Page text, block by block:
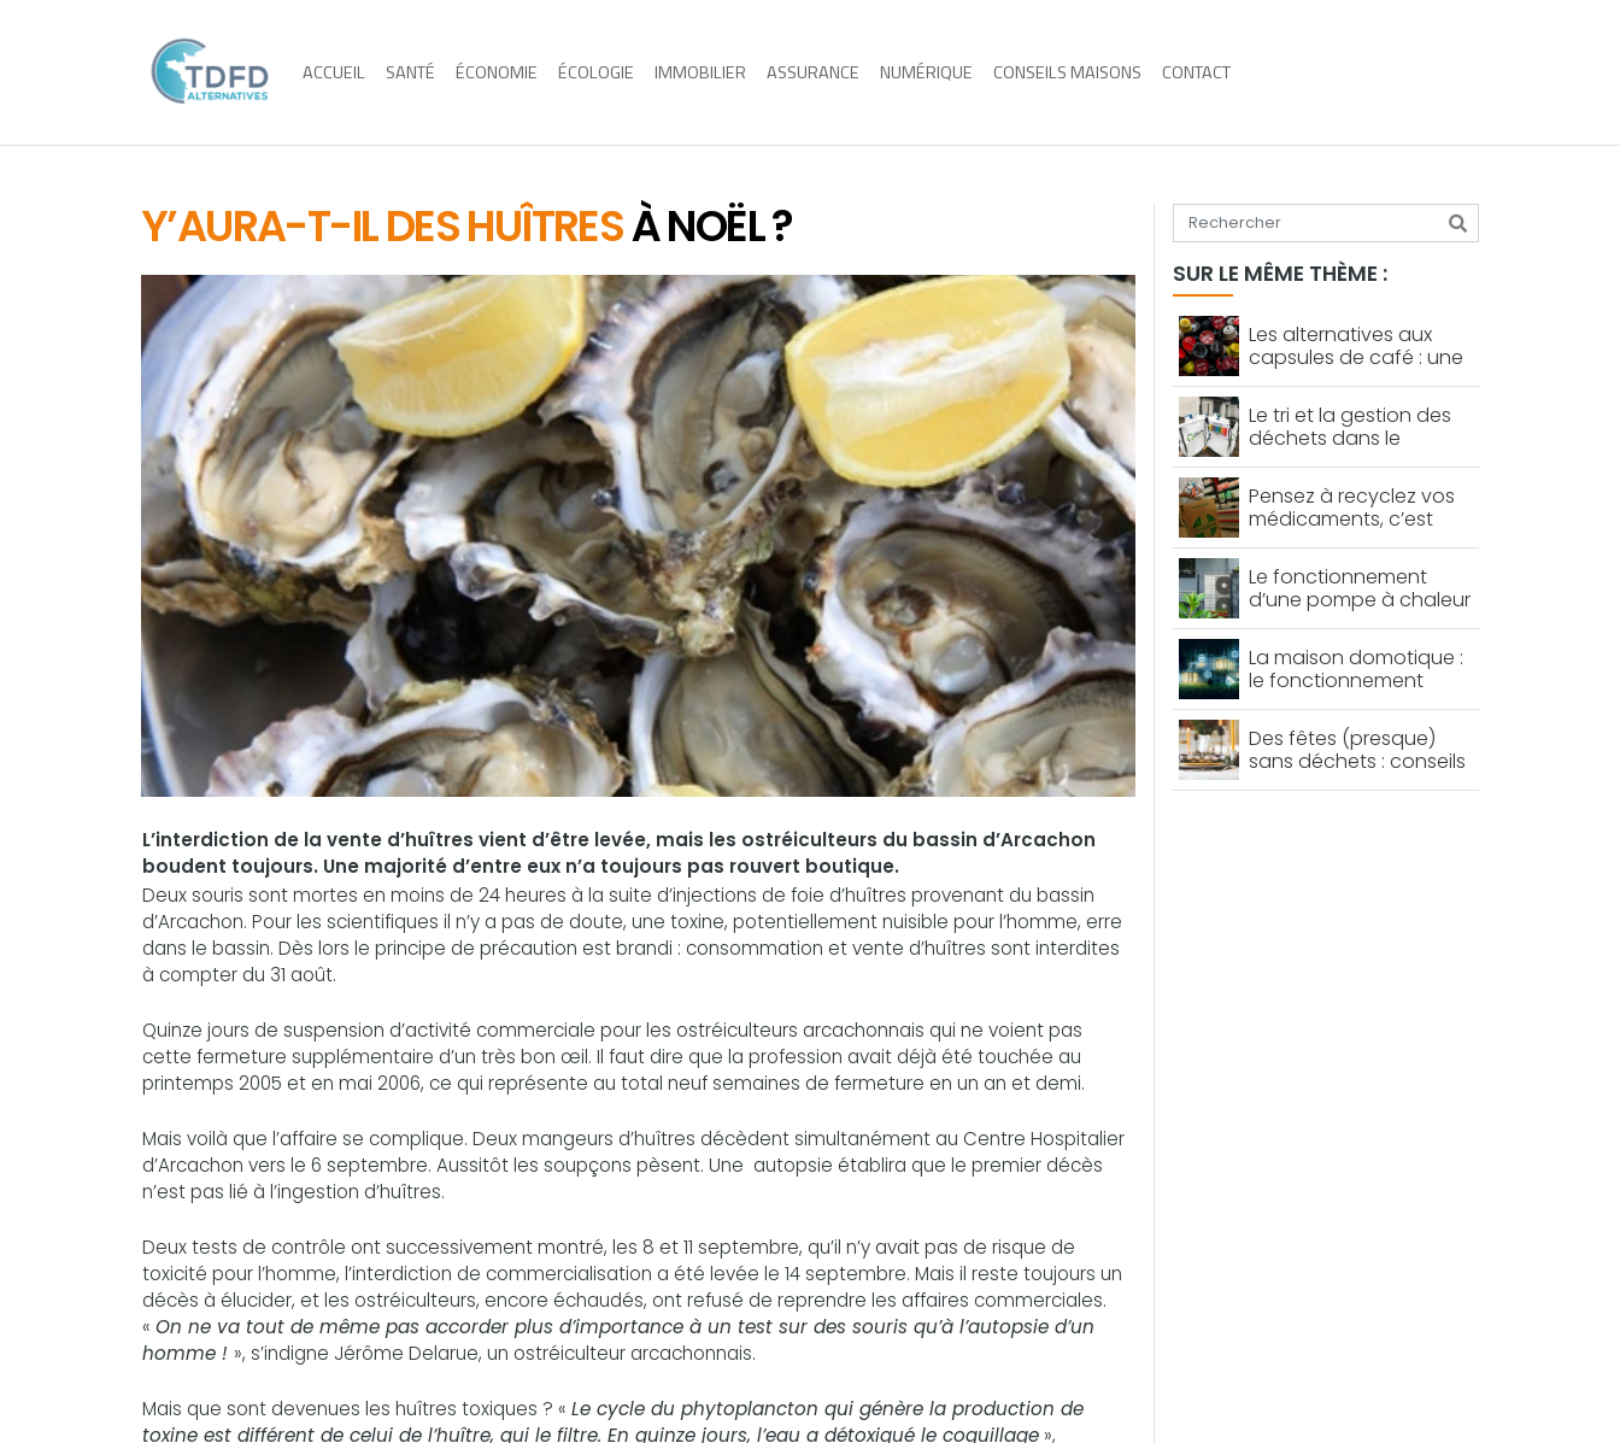
ACCUEIL SANTÉ ÉCONOMIE ÉCOLOGIE IMMOBILIER ASSURANCE NUMÉRIQUE CONSEILS MAISONS CONTACT
Y’AURA-T-IL DES HUÎTRESÀ NOËL ?
L’interdiction de la vente d’huîtres vient d’être levée, mais les ostréiculteurs du bassin d’Arcachon
boudent toujours. Une majorité d’entre eux n’a toujours pas rouvert boutique.
Deux souris sont mortes en moins de 24 heures à la suite d’injections de foie d’huîtres provenant du bassin
d’Arcachon. Pour les scientifiques il n’y a pas de doute, une toxine, potentiellement nuisible pour l’homme, erre
dans le bassin. Dès lors le principe de précaution est brandi : consommation et vente d’huîtres sont interdites
à compter du 31 août.
Quinze jours de suspension d’activité commerciale pour les ostréiculteurs arcachonnais qui ne voient pas
cette fermeture supplémentaire d’un très bon œil. Il faut dire que la profession avait déjà été touchée au
printemps 2005 et en mai 2006, ce qui représente au total neuf semaines de fermeture en un an et demi.
Mais voilà que l’affaire se complique. Deux mangeurs d’huîtres décèdent simultanément au Centre Hospitalier
d’Arcachon vers le 6 septembre. Aussitôt les soupçons pèsent. Une autopsie établira que le premier décès
n’est pas lié à l’ingestion d’huîtres.
Deux tests de contrôle ont successivement montré, les 8 et 11 septembre, qu’il n’y avait pas de risque de
toxicité pour l’homme, l’interdiction de commercialisation a été levée le 14 septembre. Mais il reste toujours un
décès à élucider, et les ostréiculteurs, encore échaudés, ont refusé de reprendre les affaires commerciales.
« On ne va tout de même pas accorder plus d’importance à un test sur des souris qu’à l’autopsie d’un
homme ! », s’indigne Jérôme Delarue, un ostréiculteur arcachonnais.
Mais que sont devenues les huîtres toxiques ? « Le cycle du phytoplancton qui génère la production de
toxine est différent de celui de l’huître, qui le filtre. En quinze jours, l’eau a détoxiqué le coquillage »,
Tapez votre recherche
SUR LE MÊME THÈME :
Les alternatives aux
capsules de café : une
révolution pour les
consommateurs et
l’environnement
Le tri et la gestion des
déchets dans le
secteur du BTP : le
fonctionnement
Pensez à recyclez vos
médicaments, c’est
important !
Le fonctionnement
d’une pompe à chaleur
La maison domotique :
le fonctionnement
Des fêtes (presque)
sans déchets : conseils
et astuces